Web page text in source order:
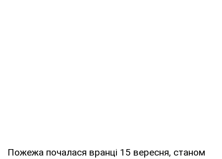
Пожежа почалася вранці 15 вересня, станом